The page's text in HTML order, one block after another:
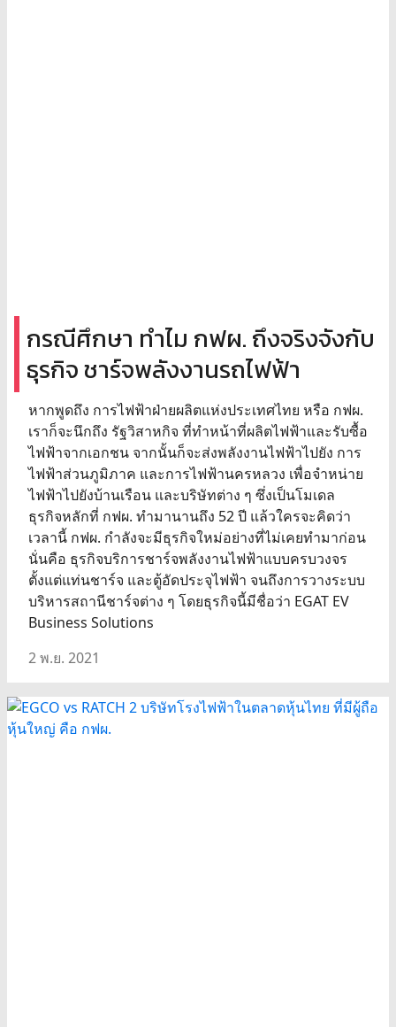
กรณีศึกษา ทำไม กฟผ. ถึงจริงจังกับ
ธุรกิจ ชาร์จพลังงานรถไฟฟ้า
หากพูดถึง การไฟฟ้าฝ่ายผลิตแห่งประเทศไทย หรือ กฟผ.
เราก็จะนึกถึง รัฐวิสาหกิจ ที่ทำหน้าที่ผลิตไฟฟ้าและรับซื้อ
ไฟฟ้าจากเอกชน จากนั้นก็จะส่งพลังงานไฟฟ้าไปยัง การ
ไฟฟ้าส่วนภูมิภาค และการไฟฟ้านครหลวง เพื่อจำหน่าย
ไฟฟ้าไปยังบ้านเรือน และบริษัทต่าง ๆ ซึ่งเป็นโมเดล
ธุรกิจหลักที่ กฟผ. ทำมานานถึง 52 ปี แล้วใครจะคิดว่า
เวลานี้ กฟผ. กำลังจะมีธุรกิจใหม่อย่างที่ไม่เคยทำมาก่อน
นั่นคือ ธุรกิจบริการชาร์จพลังงานไฟฟ้าแบบครบวงจร
ตั้งแต่แท่นชาร์จ และตู้อัดประจุไฟฟ้า จนถึงการวางระบบ
บริหารสถานีชาร์จต่าง ๆ โดยธุรกิจนี้มีชื่อว่า EGAT EV
Business Solutions
2 พ.ย. 2021